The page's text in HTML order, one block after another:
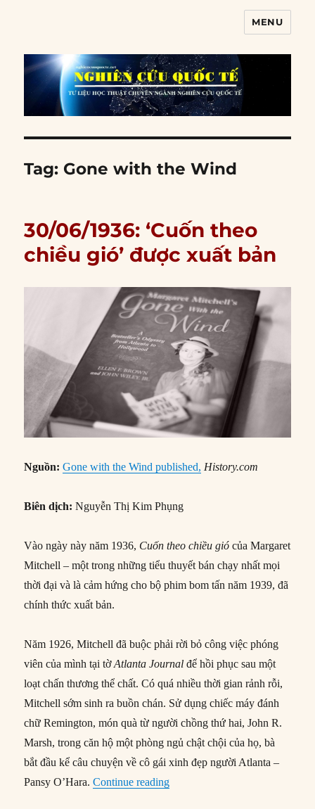
MENU
Tag: Gone with the Wind
30/06/1936: ‘Cuốn theo
chiều gió’ được xuất bản
Nguồn: Gone with the Wind published, History.com
Biên dịch: Nguyễn Thị Kim Phụng
Vào ngày này năm 1936, Cuốn theo chiều gió của Margaret
Mitchell – một trong những tiểu thuyết bán chạy nhất mọi
thời đại và là cảm hứng cho bộ phim bom tấn năm 1939, đã
chính thức xuất bản.
Năm 1926, Mitchell đã buộc phải rời bỏ công việc phóng
viên của mình tại tờAtlanta Journalđể hồi phục sau một
loạt chấn thương thể chất. Có quá nhiều thời gian rảnh rỗi,
Mitchell sớm sinh ra buồn chán. Sử dụng chiếc máy đánh
chữ Remington, món quà từ người chồng thứ hai, John R.
Marsh, trong căn hộ một phòng ngủ chật chội của họ, bà
bắt đầu kể câu chuyện về cô gái xinh đẹp người Atlanta –
Pansy O’Hara.Continue reading“30/06/1936: ‘Cuốn theo chiều